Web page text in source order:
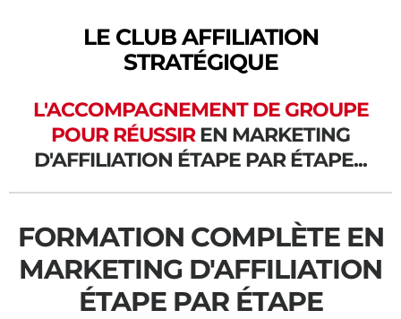
LE CLUB AFFILIATION
STRATÉGIQUE
L'ACCOMPAGNEMENT DE GROUPE
POUR RÉUSSIREN MARKETING
D'AFFILIATION ÉTAPE PAR ÉTAPE...
FORMATION COMPLÈTE EN
MARKETING D'AFFILIATION
ÉTAPE PAR ÉTAPE